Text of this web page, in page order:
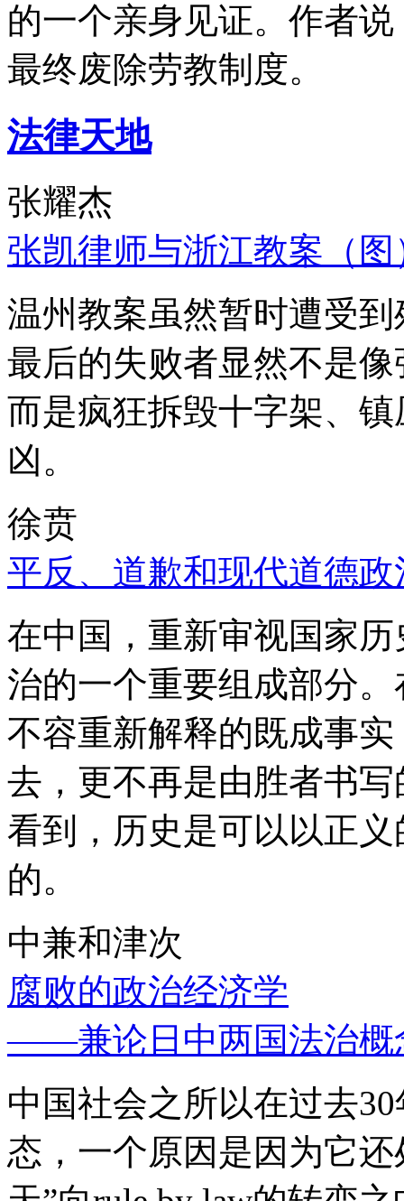
的一个亲身见证。作者
最终废除劳教制度。
法律天地
张耀杰
张凯律师与浙江教案（图
温州教案虽然暂时遭受
最后的失败者显然不是
而是疯狂拆毁十字架、
凶。
徐贲
平反、道歉和现代道德政
在中国，重新审视国家
治的一个重要组成部分
不容重新解释的既成事
去，更不再是由胜者书
看到，历史是可以以正
的。
中兼和津次
腐败的政治经济学
——兼论日中两国法治概
中国社会之所以在过去
态，一个原因是因为它